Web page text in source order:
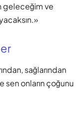
geleceğim ve
sağlarından
sen onların çoğunu